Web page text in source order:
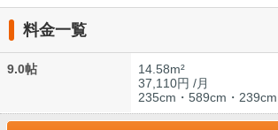
料金一覧
9.0帖
14.58m²
37,110円 /月
235cm・589cm・239cm